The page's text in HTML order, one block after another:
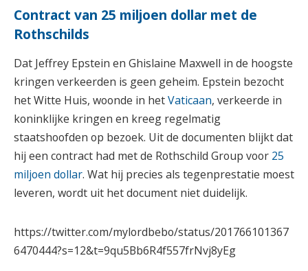
Contract van 25 miljoen dollar met de
Rothschilds
Dat Jeffrey Epstein en Ghislaine Maxwell in de hoogste
kringen verkeerden is geen geheim. Epstein bezocht
het Witte Huis, woonde in hetVaticaan, verkeerde in
koninklijke kringen en kreeg regelmatig
staatshoofden op bezoek. Uit de documenten blijkt dat
hij een contract had met de Rothschild Group voor 25
miljoen dollar. Wat hij precies als tegenprestatie moest
leveren, wordt uit het document niet duidelijk.
https://twitter.com/mylordbebo/status/201766101367
6470444?s=12&t=9qu5Bb6R4f557frNvj8yEg